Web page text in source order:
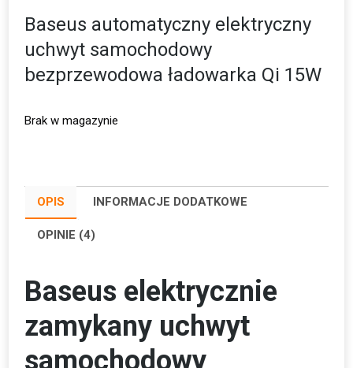
Baseus automatyczny elektryczny
uchwyt samochodowy
bezprzewodowa ładowarka Qi 15W
Brak w magazynie
OPIS INFORMACJE DODATKOWE
OPINIE (4)
Baseus elektrycznie
zamykany uchwyt
samochodowy